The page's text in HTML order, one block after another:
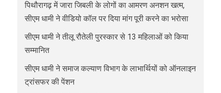
पिथौरागढ़ में जारा जिबली के लोगों का आमरण अनशन खत्म,
सीएम धामी ने वीडियो कॉल पर दिया मांग पूरी करने का भरोसा
सीएम धामी ने तीलू रौतेली पुरस्कार से 13 महिलाओं को किया
सम्मानित
सीएम धामी ने समाज कल्याण विभाग के लाभार्थियों को ऑनलाइन
ट्रांसफर की पेंशन